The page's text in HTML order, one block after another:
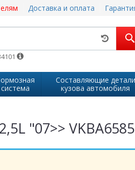
Доставка и оплата
система
Составляющие детали
кузова автомобиля
"07>> VKBA6585